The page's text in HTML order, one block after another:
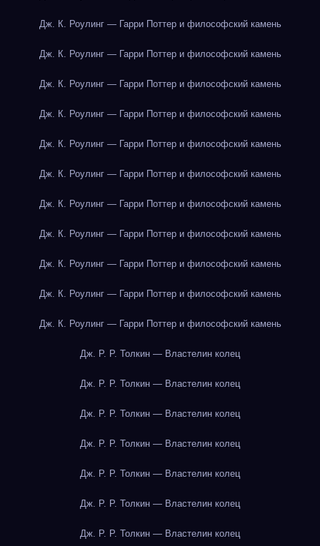
Дж. К. Роулинг — Гарри Поттер и философский камень
Дж. К. Роулинг — Гарри Поттер и философский камень
Дж. К. Роулинг — Гарри Поттер и философский камень
Дж. К. Роулинг — Гарри Поттер и философский камень
Дж. К. Роулинг — Гарри Поттер и философский камень
Дж. К. Роулинг — Гарри Поттер и философский камень
Дж. К. Роулинг — Гарри Поттер и философский камень
Дж. К. Роулинг — Гарри Поттер и философский камень
Дж. К. Роулинг — Гарри Поттер и философский камень
Дж. К. Роулинг — Гарри Поттер и философский камень
Дж. К. Роулинг — Гарри Поттер и философский камень
Дж. Р. Р. Толкин — Властелин колец
Дж. Р. Р. Толкин — Властелин колец
Дж. Р. Р. Толкин — Властелин колец
Дж. Р. Р. Толкин — Властелин колец
Дж. Р. Р. Толкин — Властелин колец
Дж. Р. Р. Толкин — Властелин колец
Дж. Р. Р. Толкин — Властелин колец